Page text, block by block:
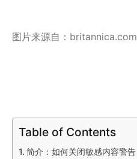
图片来源自：britannica.com
Table of Contents
简介：如何关闭敏感内容警告